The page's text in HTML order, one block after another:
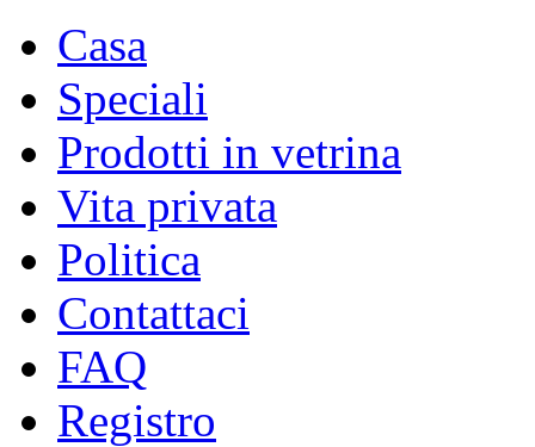
Casa
Speciali
Prodotti in vetrina
Vita privata
Politica
Contattaci
FAQ
Registro